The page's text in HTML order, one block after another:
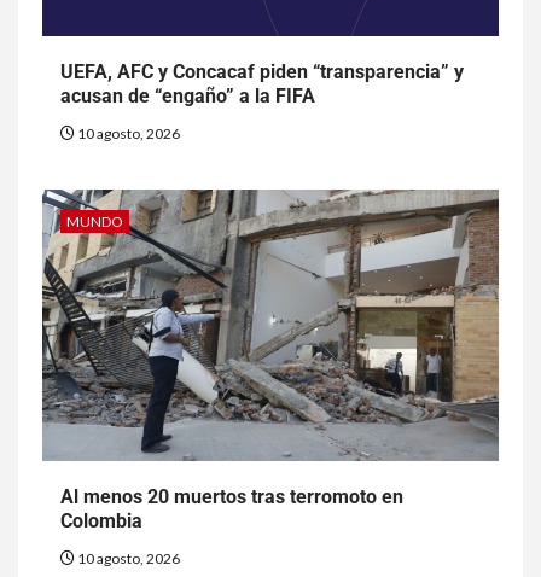
UEFA, AFC y Concacaf piden “transparencia” y
acusan de “engaño” a la FIFA
10 agosto, 2026
MUNDO
Al menos 20 muertos tras terromoto en
Colombia
10 agosto, 2026